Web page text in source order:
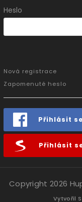
Heslo
Nová registrace
Zapomenuté heslo
Přihlásit
Přihlásit
Copyright 2026
Vytvořil